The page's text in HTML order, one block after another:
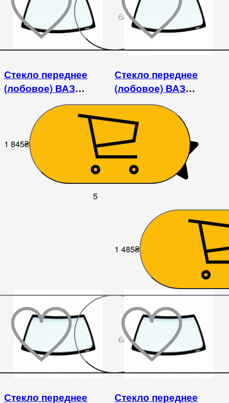
До
бажаного
Стекло переднее
(лобовое) ВАЗ
2101/2102/2104/2105/2106/2107
/ Fiat 124/125
1 845₴
Стекло переднее
(лобовое) ВАЗ
2101/2102/2104/2105/
/ Fiat 124/125
5
1 485₴
До
бажаного
Стекло переднее Стекло переднее